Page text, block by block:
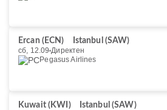
Ercan (ECN)
Istanbul (SAW)
сб, 12.09 Директен
Pegasus Airlines
Kuwait (KWI)
Istanbul (SAW)